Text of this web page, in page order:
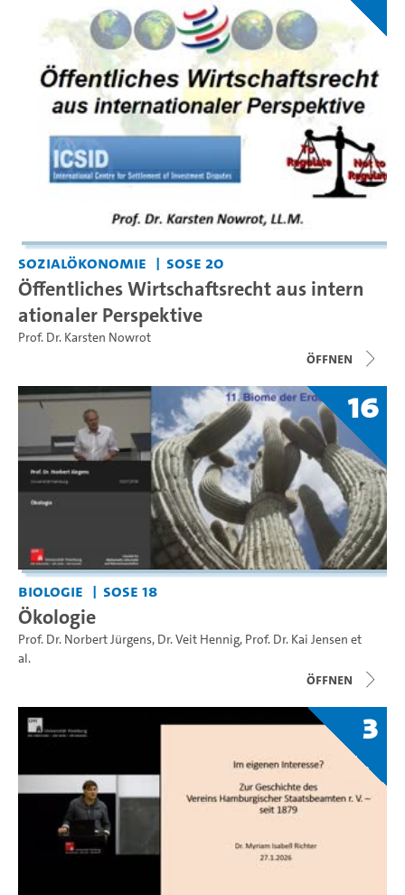
Sozialökonomie SoSe 20
Öffentliches Wirtschaftsrecht aus intern
ationaler Perspektive
Prof. Dr. Karsten Nowrot
Öffnen
16
Biologie SoSe 18
Ökologie
Prof. Dr. Norbert Jürgens, Dr. Veit Hennig, Prof. Dr. Kai Jensen et
al.
Öffnen
3